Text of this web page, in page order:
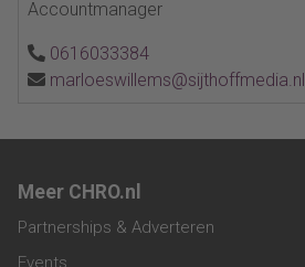
Accountmanager
0616033384
marloeswillems@sijthoffmedia.nl
Meer CHRO.nl
Partnerships & Adverteren
Events